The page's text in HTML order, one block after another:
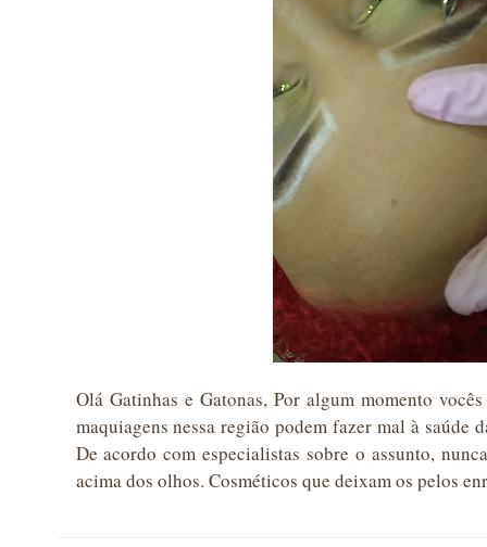
Olá Gatinhas e Gatonas, Por algum momento
maquiagens nessa região podem fazer mal à saúde
De acordo com especialistas sobre o assunto,
acima dos olhos. Cosméticos que deixam os pelos